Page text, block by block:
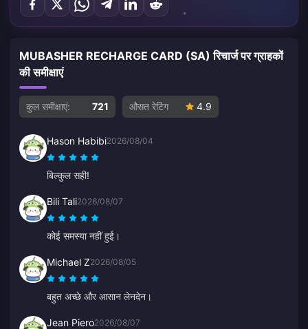
MUBASHER RECHARGE CARD (SA) रिचार्ज पर ग्राहकों
की समीक्षाएं
कुल समीक्षाएं: 721 औसत रेटिंग 4.9
Hason Habibi2026/08/04
बिल्कुल सही!
Bili Tali2026/08/07
कोई समस्या नहीं हुई।
Michael Z2026/08/05
बहुत अच्छे और आसान लेनदेन।
Jean Piero2026/08/07